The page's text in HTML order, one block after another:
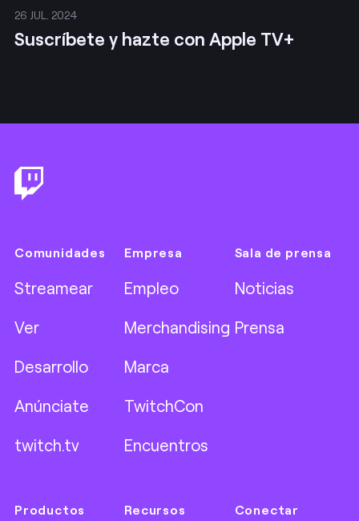
26 JUL. 2024
Suscríbete y hazte con Apple TV+
Comunidades
Streamear
Ver
Desarrollo
Anúnciate
twitch.tv
Empresa
Empleo
Merchandising
Marca
TwitchCon
Encuentros
Sala de prensa
Noticias
Prensa
Productos Recursos Conectar